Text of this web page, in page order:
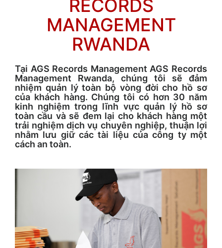
RECORDS
MANAGEMENT
RWANDA
Tại AGS Records Management AGS Records
Management Rwanda, chúng tôi sẽ đảm
nhiệm quản lý toàn bộ vòng đời cho hồ sơ
của khách hàng. Chúng tôi có hơn 30 năm
kinh nghiệm trong lĩnh vực quản lý hồ sơ
toàn cầu và sẽ đem lại cho khách hàng một
trải nghiệm dịch vụ chuyên nghiệp, thuận lợi
nhằm lưu giữ các tài liệu của công ty một
cách an toàn.